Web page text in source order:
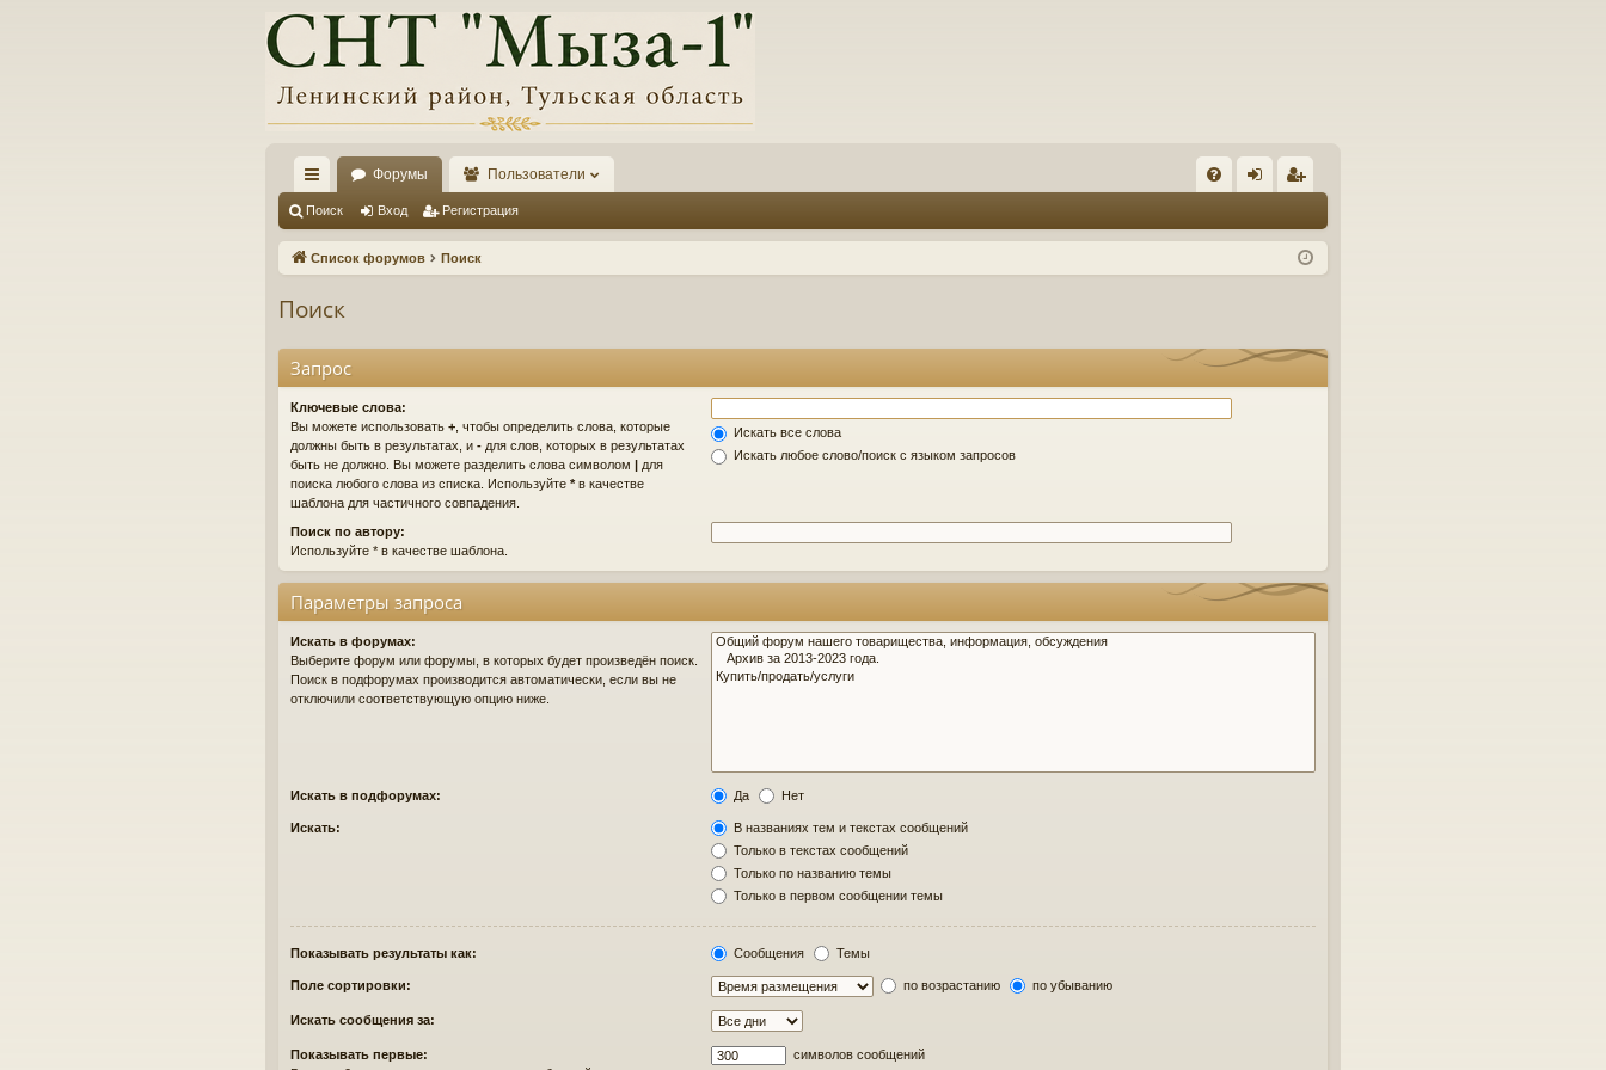
с
ы
и
Форумы Пользователи
Q д ис
ия
Поиск Вход Регистрация
Список форумов Поиск
Поиск
Запрос
Ключевые слова:
Вы можете использовать + , чтобы определить слова, которые
должны быть в результатах, и - для слов, которых в результатах
быть не должно. Вы можете разделить слова символом | для
поиска любого слова из списка. Используйте *в качестве
шаблона для частичного совпадения.
Искать все слова
Искать любое слово/поиск с языком запросов
Поиск по автору:
Используйте * в качестве шаблона.
Параметры запроса
Искать в форумах:
Выберите форум или форумы, в которых будет произведён поиск.
Поиск в подфорумах производится автоматически, если вы не
отключили соответствующую опцию ниже.
Искать в подфорумах: Да Нет
Искать:
В названиях тем и текстах сообщений
Только в текстах сообщений
Только по названию темы
Только в первом сообщении темы
Показывать результаты как: Сообщения Темы
Поле сортировки: по возрастанию по убыванию
Искать сообщения за:
Показывать первые:
символов сообщений